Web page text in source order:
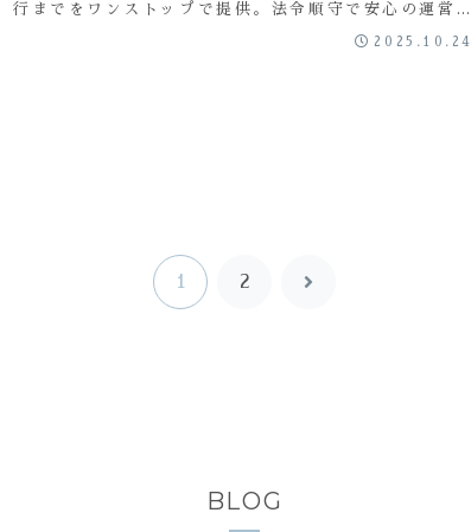
行までをワンストップで提供。法令順守で安心の運営を
2025.10.24
1 2
次
BLOG